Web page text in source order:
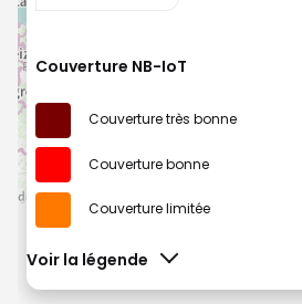
Voir la légende
Couverture très bonne
Couverture bonne
Couverture limitée